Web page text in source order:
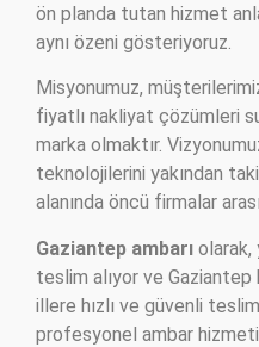
ön planda tutan hizmet
aynı özeni gösteriyoruz.
Misyonumuz,
fiyatlı nakliyat çözümleri
marka olmaktır.
teknolojilerini yakından
alanında öncü firmalar
Gaziantep ambarı olarak,
teslim alıyor ve
illere hızlı ve güvenli
profesyonel ambar